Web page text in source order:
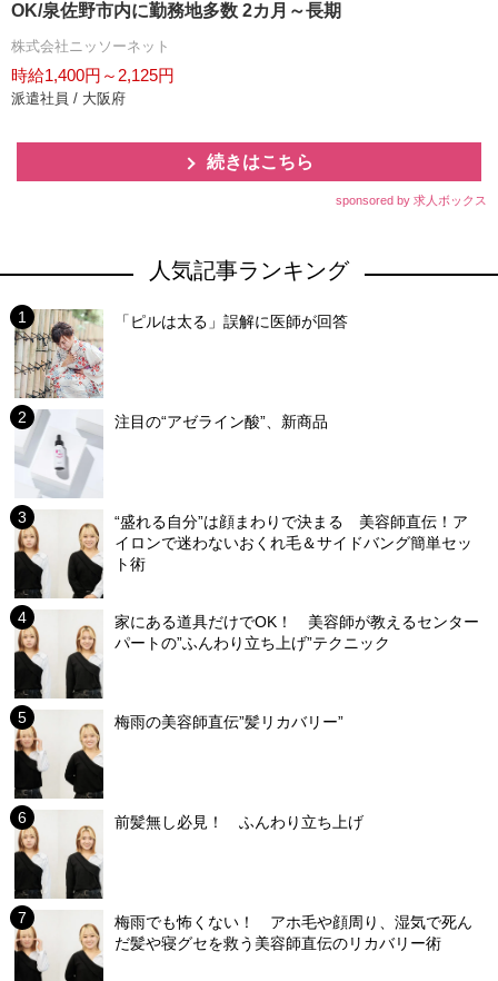
OK/泉佐野市内に勤務地多数 2カ月～長期
株式会社ニッソーネット
時給1,400円～2,125円
派遣社員 / 大阪府
続きはこちら
sponsored by 求人ボックス
人気記事ランキング
「ピルは太る」誤解に医師が回答
注目の“アゼライン酸”、新商品
“盛れる自分”は顔まわりで決まる 美容師直伝！ア
イロンで迷わないおくれ毛＆サイドバング簡単セッ
ト術
家にある道具だけでOK！ 美容師が教えるセンター
パートの”ふんわり立ち上げ”テクニック
梅雨の美容師直伝”髪リカバリー”
前髪無し必見！ ふんわり立ち上げ
梅雨でも怖くない！ アホ毛や顔周り、湿気で死ん
だ髪や寝グセを救う美容師直伝のリカバリー術